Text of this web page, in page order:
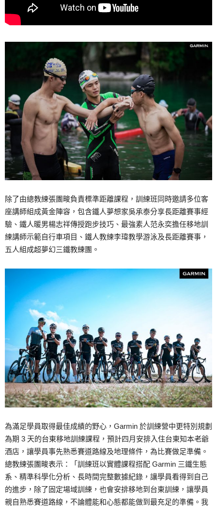
除了由總教練張團畯負責標準距離課程，訓練班同時邀請多位客
座講師組成黃金陣容，包含鐵人夢想家吳承泰分享長距離賽事經
驗、鐵人暖男楊志祥傳授跑步技巧、最強素人范永奕擔任移地訓
練講師示範自行車項目、鐵人教練李瑋教學游泳及長距離賽事，
五人組成超夢幻三鐵教練團。
為滿足學員取得最佳成績的野心，Garmin 於訓練營中更特別規劃
為期 3 天的台東移地訓練課程，預計四月安排入住台東知本老爺
酒店，讓學員事先熟悉賽道路線及地理條件，為比賽做足準備。
總教練張團畯表示：「訓練班以實體課程搭配 Garmin 三鐵生態
系、精準科學化分析、長時間完整數據紀錄，讓學員看得到自己
的進步，除了固定場域訓練，也會安排移地到台東訓練，讓學員
親自熟悉賽道路線，不論體能和心態都能做到最充足的準備。我